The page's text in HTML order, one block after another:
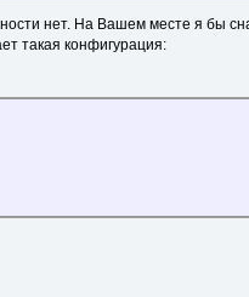
нет. На Вашем месте я бы
такая конфигурация: